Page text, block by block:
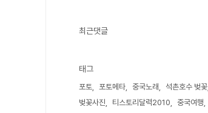
최근댓글
태그
포토 포토메타 중국노래
석촌호수 벚꽃
벚꽃사진
티스토리달력2010
중국여행